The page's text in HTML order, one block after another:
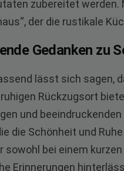
zubereitet
der die rustikale
Gedanken zu
lässt sich sagen,
Rückzugsort
und
die Schönheit und
sowohl bei einem
Erinnerungen